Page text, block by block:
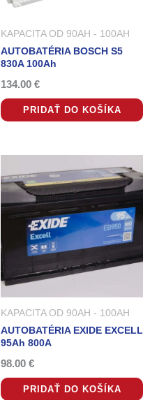
KAPACITA OD 90AH - 100AH
AUTOBATÉRIA BOSCH S5
830A 100Ah
134.00 €
PRIDAŤ DO KOŠÍKA
KAPACITA OD 90AH - 100AH
AUTOBATÉRIA EXIDE EXCELL
95Ah 800A
98.00 €
PRIDAŤ DO KOŠÍKA